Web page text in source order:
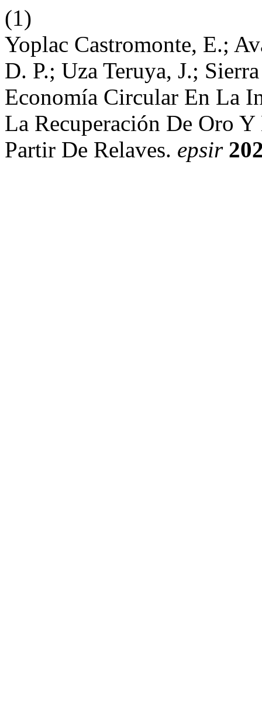
(1)
Yoplac Castromonte, E.;
D. P.; Uza Teruya, J.;
Economía Circular En La
La Recuperación De Oro
Partir De Relaves. epsir